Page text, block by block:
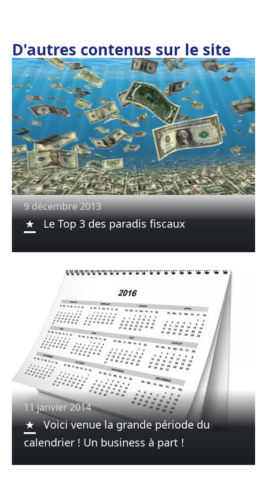
D'autres contenus sur le site
9 décembre 2013
Le Top 3 des paradis fiscaux
11 janvier 2014
Voici venue la grande période du
calendrier ! Un business à part !